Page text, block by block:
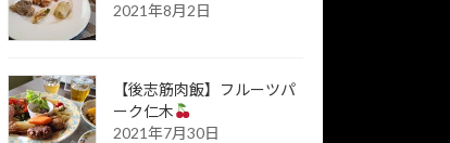
2021年8月2日
【後志筋肉飯】フルーツパ
ーク仁木
2021年7月30日